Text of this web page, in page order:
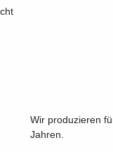
Wir produzieren
Jahren.